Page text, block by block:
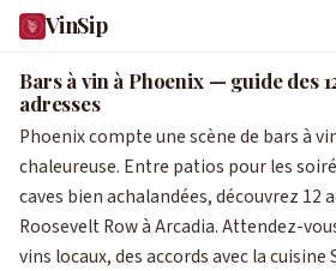
VinSip
Bars à vin à Phoenix — guide des
adresses
Phoenix compte une scène de bars à
chaleureuse. Entre patios pour les
caves bien achalandées, découvrez 12
Roosevelt Row à Arcadia. Attendez-
vins locaux, des accords avec la cuisine